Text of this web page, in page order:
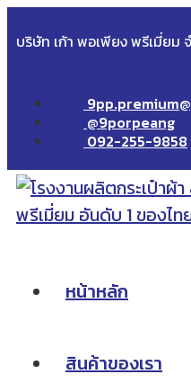
บริษัท เก้า พอเพียง พรีเมี่ยม
@9porpeang
092-255-9858
หน้าหลัก
สินค้าของเรา